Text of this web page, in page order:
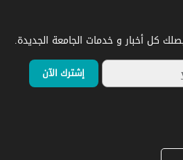
كل أخبار و خدمات الجامعة الجديدة.